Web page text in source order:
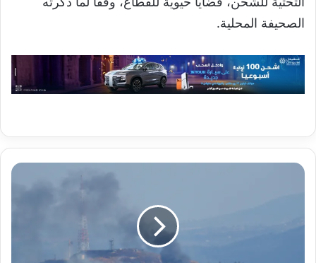
الصحيفة المحلية.
مسؤولان
الله: